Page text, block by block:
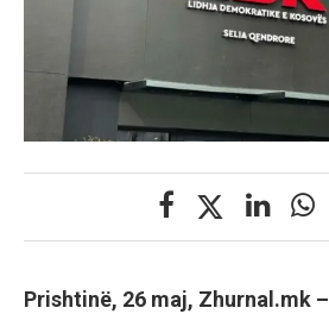
Prishtinë, 26 maj, Zhurnal.mk –